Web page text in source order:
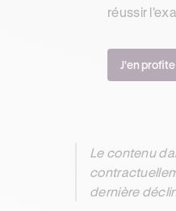
réussir
J'en profite
Le contenu
dernière